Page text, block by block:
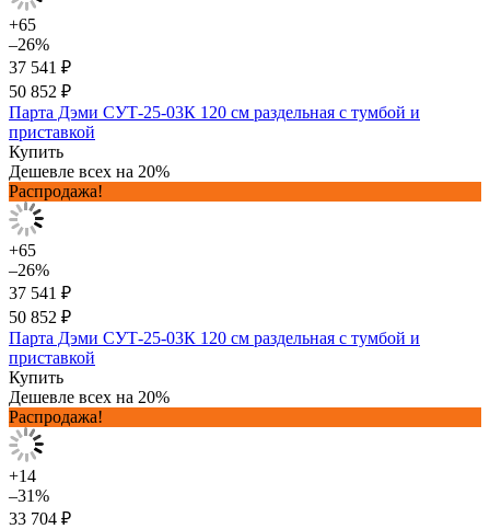
+65
–26%
37 541 ₽
50 852 ₽
Парта Дэми СУТ-25-03К 120 см раздельная с тумбой и
приставкой
Купить
Дешевле всех на 20%
Распродажа!
+65
–26%
37 541 ₽
50 852 ₽
Парта Дэми СУТ-25-03К 120 см раздельная с тумбой и
приставкой
Купить
Дешевле всех на 20%
Распродажа!
+14
–31%
33 704 ₽